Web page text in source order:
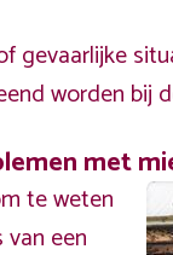
gevaarlijke
worden bij
met
te weten
een